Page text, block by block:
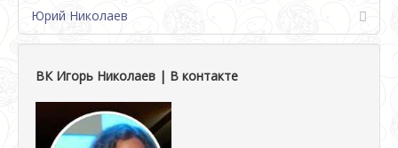
Юрий Николаев
ВК Игорь Николаев | В контакте